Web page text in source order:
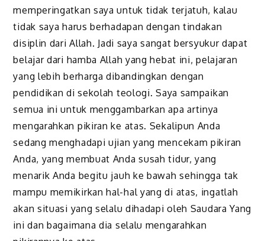
memperingatkan saya untuk tidak terjatuh, kalau
tidak saya harus berhadapan dengan tindakan
disiplin dari Allah. Jadi saya sangat bersyukur dapat
belajar dari hamba Allah yang hebat ini, pelajaran
yang lebih berharga dibandingkan dengan
pendidikan di sekolah teologi. Saya sampaikan
semua ini untuk menggambarkan apa artinya
mengarahkan pikiran ke atas. Sekalipun Anda
sedang menghadapi ujian yang mencekam pikiran
Anda, yang membuat Anda susah tidur, yang
menarik Anda begitu jauh ke bawah sehingga tak
mampu memikirkan hal-hal yang di atas, ingatlah
akan situasi yang selalu dihadapi oleh Saudara Yang
ini dan bagaimana dia selalu mengarahkan